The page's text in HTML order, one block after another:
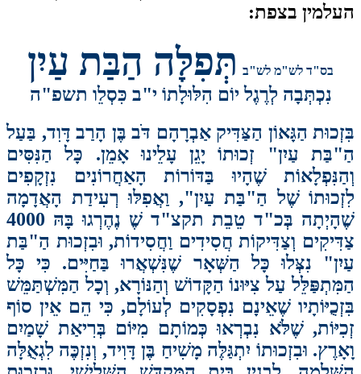
בצפת:
בס"ד לש"מ לש"ב תְּפִלָּה הַבַּת עַיִן
נִכְתְּבָה לְרֶגֶל יוֹם הִלּוּלָתוֹ י"ב כִּסְלֵו תשפ"ה
הַגָּאוֹן הַצַּדִּיק אַבְרָהָם דֹּב בֶּן הָרַב דָּוִד, בַּעַל
עַיִן" זְכוּתוֹ יָגֵן עָלֵינוּ אָמֵן. כָּל הַנִּסִּים
שֶׁהָיוּ בַּדּוֹרוֹת הָאַחֲרוֹנִים נִזְקָפִים
שֶׁל הַ"בַּת עַיִן", וַאֲפִלּוּ רְעִידַת הָאֲדָמָה
שֶׁהָיְתָה בְּכ"ד טֵבֵת תקצ"ד שֶׁ נֶהֶרְגוּ בָּהּ 4000
וְצַדִּיקוֹת חֲסִידִים וַחֲסִידוֹת, וּבִזְכוּת הַ"בַּת
נִצְּלוּ כָּל הַשְּׁאָר שֶׁנִּשְׁאֲרוּ בַּחַיִּים. כִּי כָּל
עַל צִיּוּנוֹ הַקָּדוֹשׁ וְהַנּוֹרָא, וְכָל הַמִּשְׁתַּמֵּשׁ
שֶׁאֵינָם נִפְסָקִים לְעוֹלָם, כִּי הֵם אֵין סוֹף
שֶׁלֹּא נִבְרְאוּ כְּמוֹתָם מִיּוֹם בְּרִיאַת שָׁמַיִם
וּבִזְכוּתוֹ יִתְגַּלֶּה מָשִׁיחַ בֶּן דָּוִיד, וְנִזְכֶּה לִגְאֻלָּה